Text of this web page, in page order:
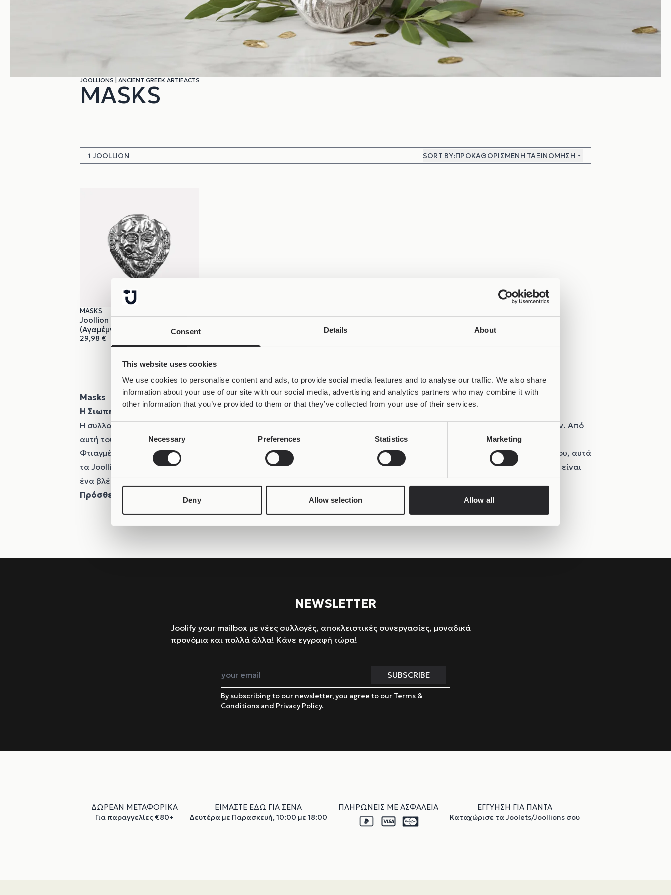
Consent Details About
This website uses cookies
We use cookies to personalise content and ads, to provide social media features and to analyse our traffic. We also share
information about your use of our site with our social media, advertising and analytics partners who may combine it with
other information that you’ve provided to them or that they’ve collected from your use of their services.
Consent
Selection
Necessary Preferences Statistics Marketing
Deny Allow selection Allow all
JOOLLIONS ANCIENT GREEK ARTIFACTS
MASKS
1 JOOLLION SORT BY:ΠΡΟΚΑΘΟΡΙΣΜΈΝΗ ΤΑΞΙΝΌΜΗΣΗ
MASKS
Joollion Charm Agamemnon
(Αγαμέμνων)
29,98 €
Masks
Η Σιωπή της Ιστορίας έχει Πρόσωπο
Η συλλογή
φέρνει στο φως τη δύναμη και τη μυσταγωγία των αρχαιοελληνικών μασκών. Από
αυτή του Αγαμέμνονα μέχρι άγνωστα ιερά προσωπεία, κάθε
είναι ένα θραύσμα αιωνιότητας.
Φτιαγμένα από
οξειδωμένο ασήμι 925
, με σμιλεμένες λεπτομέρειες που αποτυπώνουν την ένταση και τη σιωπή του χρόνου, αυτά
τα Joollions κουβαλούν κάτι περισσότερο από αισθητική: ένα ιστορικό φορτίο. Κάθε μάσκα δεν είναι απλώς ένα κόσμημα, είναι
ένα βλέμμα που σε κοιτά πίσω.
Πρόσθεσέ τη στο
σου. Γίνε μέρος του μύθου.
NEWSLETTER
Joolify your mailbox με νέες συλλογές, αποκλειστικές συνεργασίες, μοναδικά
προνόμια και πολλά άλλα! Κάνε εγγραφή τώρα!
By subscribing to our newsletter, you agree to our Terms &
Conditions and Privacy Policy.
ΔΩΡΕΑΝ ΜΕΤΑΦΟΡΙΚΑ
Για παραγγελίες €80+
ΕΙΜΑΣΤΕ ΕΔΩ ΓΙΑ ΣΕΝΑ
Δευτέρα με Παρασκευή, 10:00 με 18:00
ΠΛΗΡΩΝΕΙΣ ΜΕ ΑΣΦΑΛΕΙΑ ΕΓΓΥΗΣΗ ΓΙΑ ΠΑΝΤΑ
Καταχώρισε τα Joolets/Joollions σου